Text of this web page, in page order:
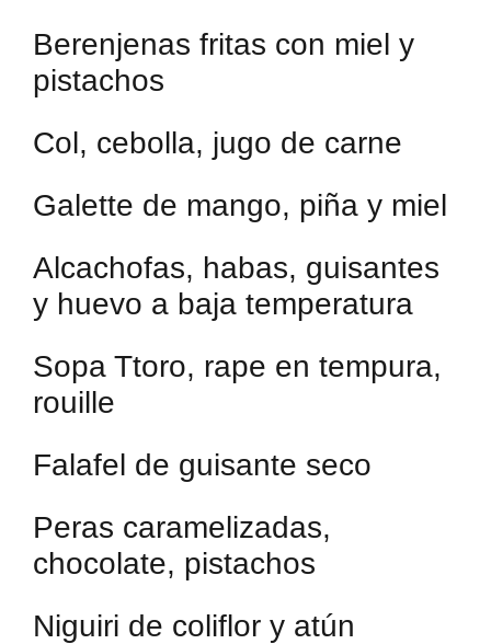
Berenjenas fritas con miel y
pistachos
Col, cebolla, jugo de carne
Galette de mango, piña y miel
Alcachofas, habas, guisantes
y huevo a baja temperatura
Sopa Ttoro, rape en tempura,
rouille
Falafel de guisante seco
Peras caramelizadas,
chocolate, pistachos
Niguiri de coliflor y atún